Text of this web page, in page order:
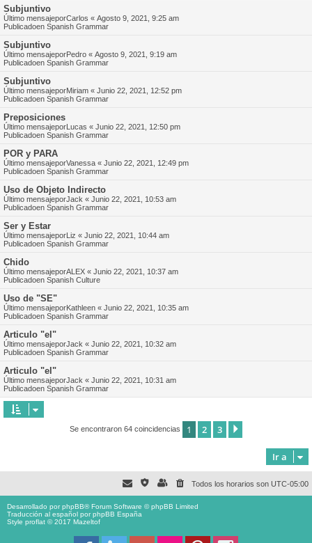
Subjuntivo
Último mensajeporCarlos « Agosto 9, 2021, 9:25 am
Publicadoen Spanish Grammar
Subjuntivo
Último mensajeporPedro « Agosto 9, 2021, 9:19 am
Publicadoen Spanish Grammar
Subjuntivo
Último mensajeporMiriam « Junio 22, 2021, 12:52 pm
Publicadoen Spanish Grammar
Preposiciones
Último mensajeporLucas « Junio 22, 2021, 12:50 pm
Publicadoen Spanish Grammar
POR y PARA
Último mensajeporVanessa « Junio 22, 2021, 12:49 pm
Publicadoen Spanish Grammar
Uso de Objeto Indirecto
Último mensajeporJack « Junio 22, 2021, 10:53 am
Publicadoen Spanish Grammar
Ser y Estar
Último mensajeporLiz « Junio 22, 2021, 10:44 am
Publicadoen Spanish Grammar
Chido
Último mensajeporALEX « Junio 22, 2021, 10:37 am
Publicadoen Spanish Culture
Uso de "SE"
Último mensajeporKathleen « Junio 22, 2021, 10:35 am
Publicadoen Spanish Grammar
Articulo "el"
Último mensajeporJack « Junio 22, 2021, 10:32 am
Publicadoen Spanish Grammar
Articulo "el"
Último mensajeporJack « Junio 22, 2021, 10:31 am
Publicadoen Spanish Grammar
Se encontraron 64 coincidencias 1 2 3
Ir a
Todos los horarios son UTC-05:00
Desarrollado porphpBB® Forum Software © phpBB Limited
Traducción al español porphpBB España
Style proflat © 2017 Mazeltof